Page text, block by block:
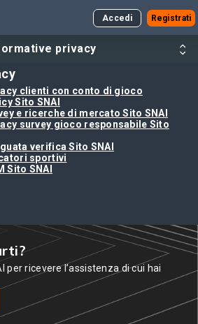
Accedi Registrati
privacy
clienti con conto di gioco
Sito SNAI
e ricerche di mercato Sito SNAI
survey gioco responsabile Sito
verifica Sito SNAI
sportivi
Sito SNAI
per ricevere l’assistenza di cui hai